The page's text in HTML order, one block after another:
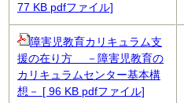
77 KB pdfファイル]
障害児教育カリキュラム支
援の在り方 －障害児教育の
カリキュラムセンター基本構
想－ [ 96 KB pdfファイル]